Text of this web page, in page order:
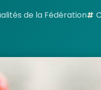
de la Fédération